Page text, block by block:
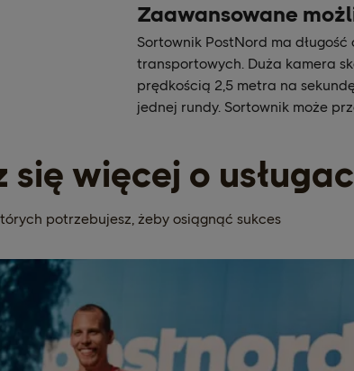
Zaawansowane
Sortownik PostNord ma
transportowych. Duża kamera
prędkością 2,5 metra na
jednej rundy. Sortownik może
się więcej o
potrzebujesz, żeby osiągnąć sukces